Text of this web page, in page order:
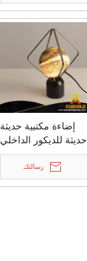
370)
إضاءة مكتبية حديثة
حديثة للديكور الداخلي
(KAT8306-S)
رسالتك